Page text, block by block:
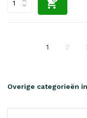
1 2
Overige categorieën in